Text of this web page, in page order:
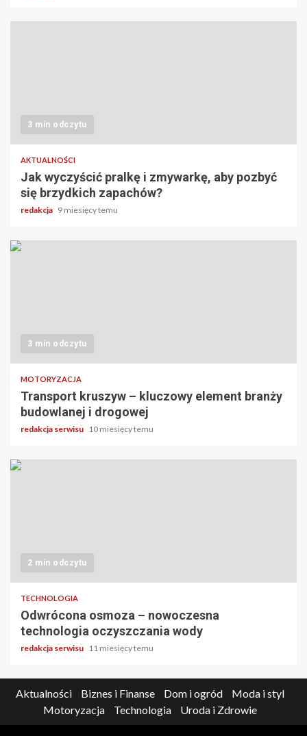
3 min odczytu
AKTUALNOŚCI
Jak wyczyścić pralkę i zmywarkę, aby pozbyć
się brzydkich zapachów?
redakcja 9 miesięcy temu
3 min odczytu
MOTORYZACJA
Transport kruszyw – kluczowy element branży
budowlanej i drogowej
redakcja serwisu 10 miesięcy temu
2 min odczytu
TECHNOLOGIA
Odwrócona osmoza – nowoczesna
technologia oczyszczania wody
redakcja serwisu 11 miesięcy temu
Aktualności Biznes i Finanse Dom i ogród
Moda i styl
Motoryzacja
Technologia Uroda i Zdrowie